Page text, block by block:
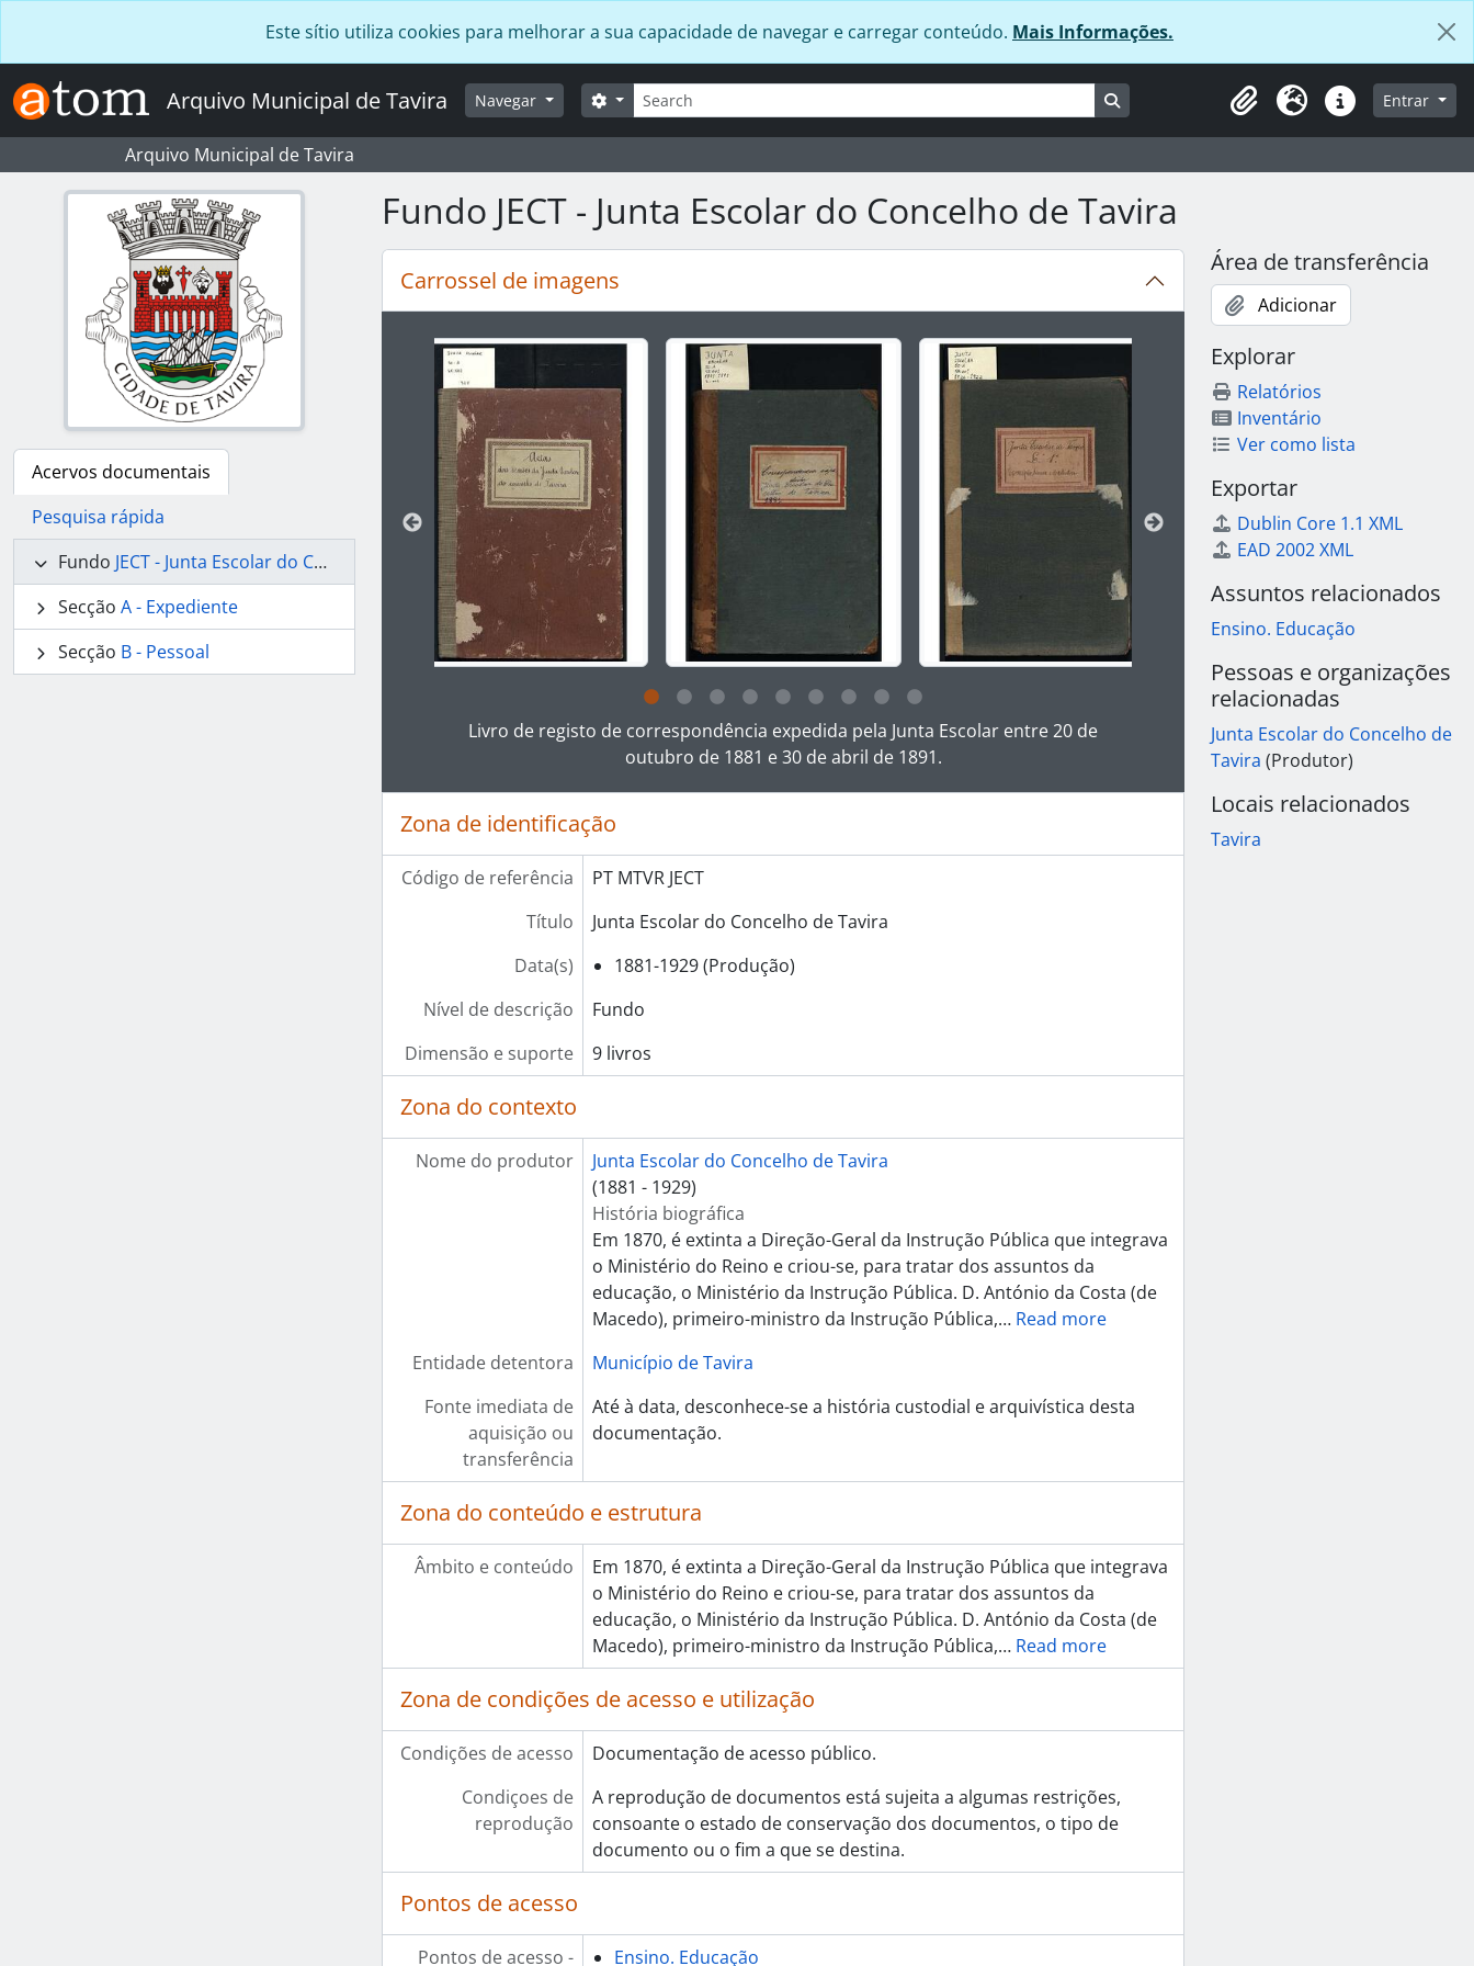
Este sítio utiliza cookies para melhorar a sua capacidade de navegar e carregar conteúdo. Mais Informações.
Arquivo Municipal de Tavira Navegar Pesquisar
Opções de busca Busque na página de navegação
Área de transferência
Idioma Ligações rápidas
Entrar
Arquivo Municipal de Tavira
Acervos documentais
Pesquisa rápida
Fundo JECT - Junta Escolar do Concelho de Tavira
Secção A - Expediente
Secção B - Pessoal
Fundo JECT - Junta Escolar do Concelho de Tavira
Carrossel de imagens
Ao alterar o slide atual deste carrossel, o título da descrição exibido no carrossel seguinte será alterado. Clicando em
Ao clicar no link deste título da descrição a página de visualização da descrição deste objeto digital será aberta. O texto
Livro de registo de correspondência expedida pela Junta Escolar entre 20 de
outubro de 1881 e 30 de abril de 1891.
Zona de identificação
Código de referência
PT MTVR JECT
Título
Junta Escolar do Concelho de Tavira
Data(s)
1881-1929 (Produção)
Nível de descrição
Fundo
Dimensão e suporte
9 livros
Zona do contexto
Nome do produtor
Junta Escolar do Concelho de Tavira
(1881 - 1929)
História biográfica
Em 1870, é extinta a Direção-Geral da Instrução Pública que integrava
o Ministério do Reino e criou-se, para tratar dos assuntos da
educação, o Ministério da Instrução Pública. D. António da Costa (de
Macedo), primeiro-ministro da Instrução Pública,… Read more
Entidade detentora
Município de Tavira
Fonte imediata de
aquisição ou
transferência
Até à data, desconhece-se a história custodial e arquivística desta
documentação.
Zona do conteúdo e estrutura
Âmbito e conteúdo
Em 1870, é extinta a Direção-Geral da Instrução Pública que integrava
o Ministério do Reino e criou-se, para tratar dos assuntos da
educação, o Ministério da Instrução Pública. D. António da Costa (de
Macedo), primeiro-ministro da Instrução Pública,… Read more
Zona de condições de acesso e utilização
Condições de acesso
Documentação de acesso público.
Condiçoes de
reprodução
A reprodução de documentos está sujeita a algumas restrições,
consoante o estado de conservação dos documentos, o tipo de
documento ou o fim a que se destina.
Pontos de acesso
Pontos de acesso - Ensino. Educação
Área de transferência
Adicionar
Explorar
Relatórios
Inventário
Ver como lista
Exportar
Dublin Core 1.1 XML
EAD 2002 XML
Assuntos relacionados
Ensino. Educação
Pessoas e organizações
relacionadas
Junta Escolar do Concelho de
Tavira (Produtor)
Locais relacionados
Tavira